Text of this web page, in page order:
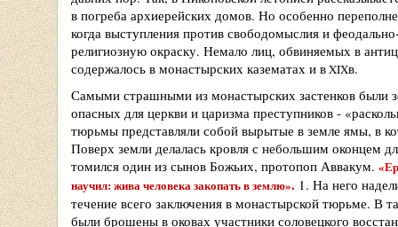
в погреба архиерейских домов. Но особенно
когда выступления против свободомыслия и
религиозную окраску. Немало лиц, обвиняемых в
содержалось в монастырских казематах и вXIXв.
Самыми страшными из монастырских застенков были
опасных для церкви и царизма преступников - «
тюрьмы представляли собой вырытые в земле ямы, в
Поверх земли делалась кровля с небольшим оконцем
томился один из сынов Божьих, протопоп Аввакум. «
научил: жива человека закопать в землю». 1. На него
течение всего заключения в монастырской тюрьме. В
были брошены в оковах участники соловецкого